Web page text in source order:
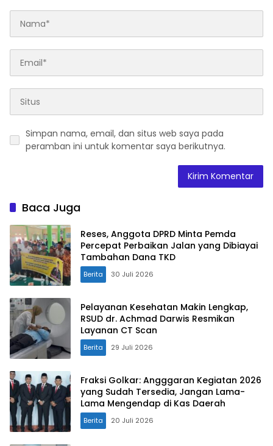
Simpan nama, email, dan situs web saya pada
peramban ini untuk komentar saya berikutnya.
Baca Juga
Reses, Anggota DPRD Minta Pemda
Percepat Perbaikan Jalan yang Dibiayai
Tambahan Dana TKD
Berita 30 Juli 2026
Pelayanan Kesehatan Makin Lengkap,
RSUD dr. Achmad Darwis Resmikan
Layanan CT Scan
Berita 29 Juli 2026
Fraksi Golkar: Angggaran Kegiatan 2026
yang Sudah Tersedia, Jangan Lama-
Lama Mengendap di Kas Daerah
Berita 20 Juli 2026